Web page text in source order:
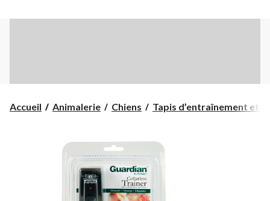
Accueil Animalerie Chiens Tapis d’entraînement et